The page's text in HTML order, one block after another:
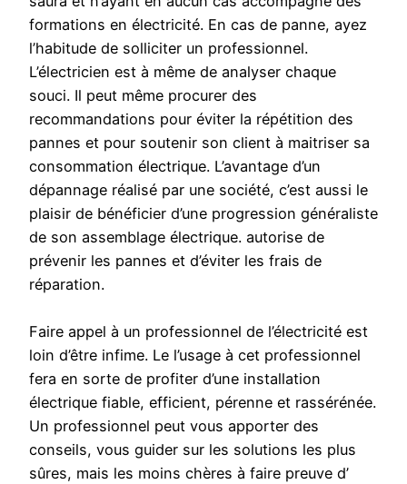
formations en électricité. En cas de panne, ayez
l’habitude de solliciter un professionnel.
L’électricien est à même de analyser chaque
souci. Il peut même procurer des
recommandations pour éviter la répétition des
pannes et pour soutenir son client à maitriser sa
consommation électrique. L’avantage d’un
dépannage réalisé par une société, c’est aussi le
plaisir de bénéficier d’une progression généraliste
de son assemblage électrique. autorise de
prévenir les pannes et d’éviter les frais de
réparation.
Faire appel à un professionnel de l’électricité est
loin d’être infime. Le l’usage à cet professionnel
fera en sorte de profiter d’une installation
électrique fiable, efficient, pérenne et rassérénée.
Un professionnel peut vous apporter des
conseils, vous guider sur les solutions les plus
sûres, mais les moins chères à faire preuve d’